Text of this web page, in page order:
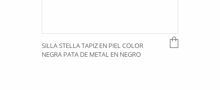
SILLA STELLA TAPIZ EN PIEL COLOR
NEGRA PATA DE METAL EN NEGRO